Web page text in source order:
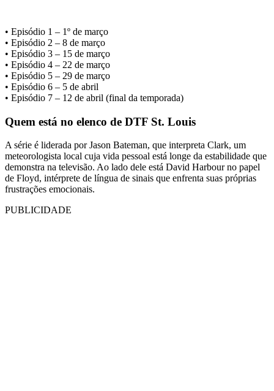
• Episódio 1 – 1º de março
• Episódio 2 – 8 de março
• Episódio 3 – 15 de março
• Episódio 4 – 22 de março
• Episódio 5 – 29 de março
• Episódio 6 – 5 de abril
• Episódio 7 – 12 de abril (final da temporada)
Quem está no elenco de DTF St. Louis
A série é liderada por Jason Bateman, que interpreta Clark, um
meteorologista local cuja vida pessoal está longe da estabilidade que
demonstra na televisão. Ao lado dele está David Harbour no papel
de Floyd, intérprete de língua de sinais que enfrenta suas próprias
frustrações emocionais.
PUBLICIDADE